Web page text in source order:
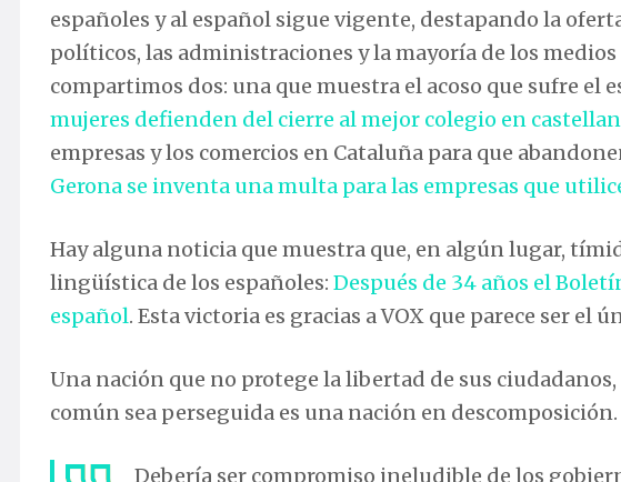
españoles y al español sigue vigente, destapando la
políticos, las administraciones y la mayoría de los
compartimos dos: una que muestra el acoso que sufre el
mujeres defienden del cierre al mejor colegio en
empresas y los comercios en Cataluña para que
Gerona se inventa una multa para las empresas que
Hay alguna noticia que muestra que, en algún lugar,
lingüística de los españoles: Después de 34 años el
español. Esta victoria es gracias a VOX que parece ser el
Una nación que no protege la libertad de sus
común sea perseguida es una nación en descomposición.
Debería ser compromiso ineludible de los